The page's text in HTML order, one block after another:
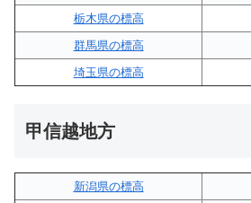
栃木県の標高
群馬県の標高
埼玉県の標高
甲信越地方
新潟県の標高